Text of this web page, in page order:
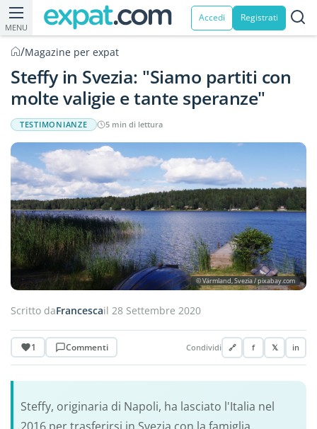
MENU
Accedi Registrati
/Magazine per expat
Steffy in Svezia: "Siamo partiti con
molte valigie e tante speranze"
TESTIMONIANZE 5 min di lettura
© Värmland, Svezia / pixabay.com
Scritto daFrancescail 28 Settembre 2020
1 Commenti Condividi 🔗 f 𝕏 in
Steffy, originaria di Napoli, ha lasciato l'Italia nel